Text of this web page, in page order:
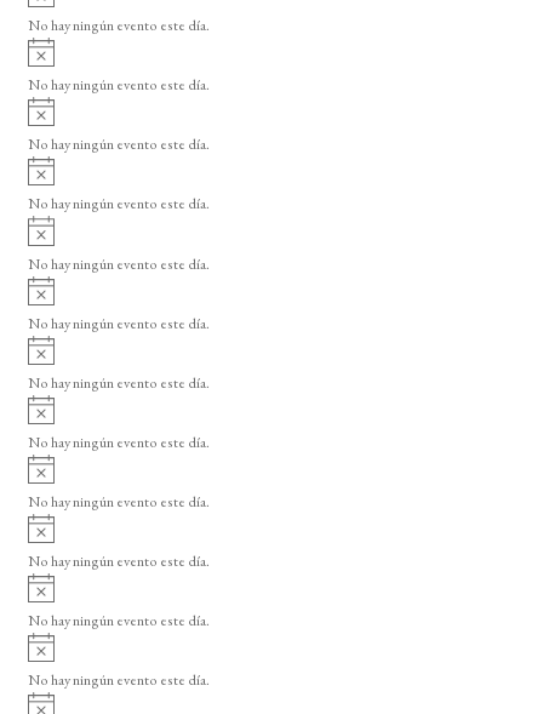
o
v
i
o
No hay ningún evento este día.
A
v
i
o
No hay ningún evento este día.
A
v
i
o
No hay ningún evento este día.
A
v
i
o
No hay ningún evento este día.
A
v
i
o
No hay ningún evento este día.
A
v
i
o
No hay ningún evento este día.
A
v
i
o
No hay ningún evento este día.
A
v
i
o
No hay ningún evento este día.
A
v
i
o
No hay ningún evento este día.
A
v
i
o
No hay ningún evento este día.
A
v
i
o
No hay ningún evento este día.
A
v
i
No hay ningún evento este día.
A